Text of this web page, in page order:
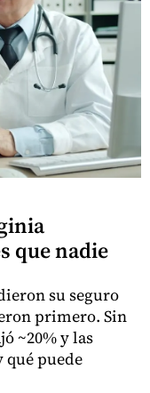
que nadie
su seguro
primero. Sin
~20% y las
qué puede